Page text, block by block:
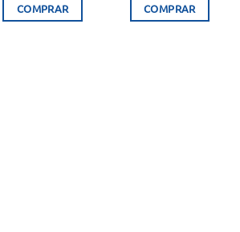
original
era:
atual
é:
COMPRAR
original
era:
atual
é:
COMPRAR